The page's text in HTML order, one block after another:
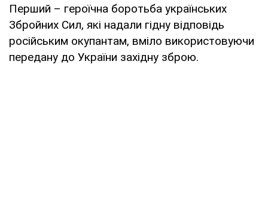
Перший – героїчна боротьба українських
Збройних Сил, які надали гідну відповідь
російським окупантам, вміло використовуючи
передану до України західну зброю.